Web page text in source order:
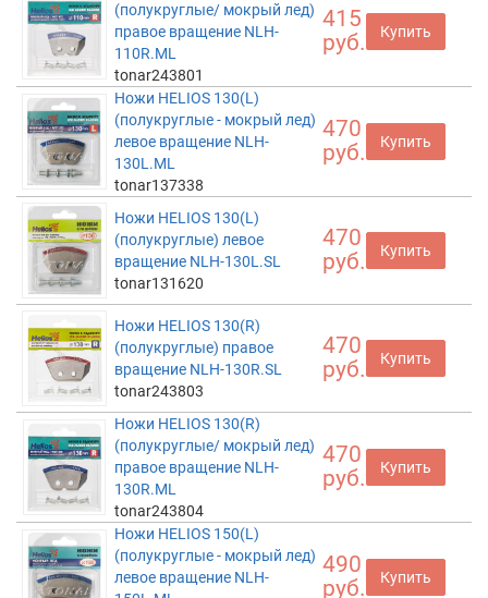
(полукруглые/ мокрый лед)
правое вращение NLH-
110R.ML
tonar243801
415
руб.
Купить
Ножи HELIOS 130(L)
(полукруглые - мокрый лед)
левое вращение NLH-
130L.ML
tonar137338
470
руб.
Купить
Ножи HELIOS 130(L)
(полукруглые) левое
вращение NLH-130L.SL
tonar131620
470
руб.
Купить
Ножи HELIOS 130(R)
(полукруглые) правое
вращение NLH-130R.SL
tonar243803
470
руб.
Купить
Ножи HELIOS 130(R)
(полукруглые/ мокрый лед)
правое вращение NLH-
130R.ML
tonar243804
470
руб.
Купить
Ножи HELIOS 150(L)
(полукруглые - мокрый лед)
левое вращение NLH-
490
руб.
Купить